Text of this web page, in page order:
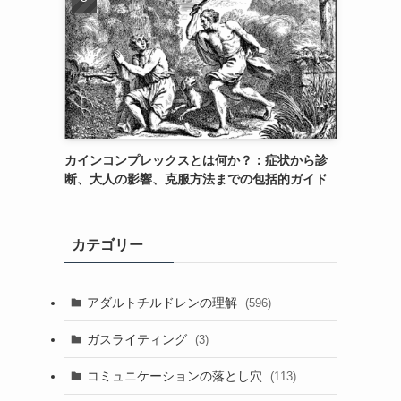
カインコンプレックスとは何か？：症状から診
断、大人の影響、克服方法までの包括的ガイド
カテゴリー
アダルトチルドレンの理解 (596)
ガスライティング (3)
コミュニケーションの落とし穴 (113)